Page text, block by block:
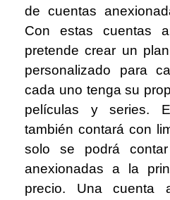
de cuentas
Con estas cuentas
pretende crear un
personalizado para
cada uno tenga su
películas y series.
también contará con
solo se podrá
anexionadas a la
precio. Una cuenta